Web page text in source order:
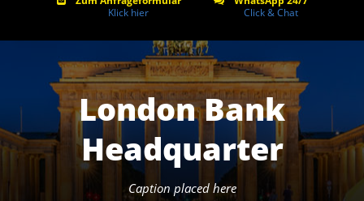
Klick hier
Click & Chat
London Bank
Headquarter
Caption placed here